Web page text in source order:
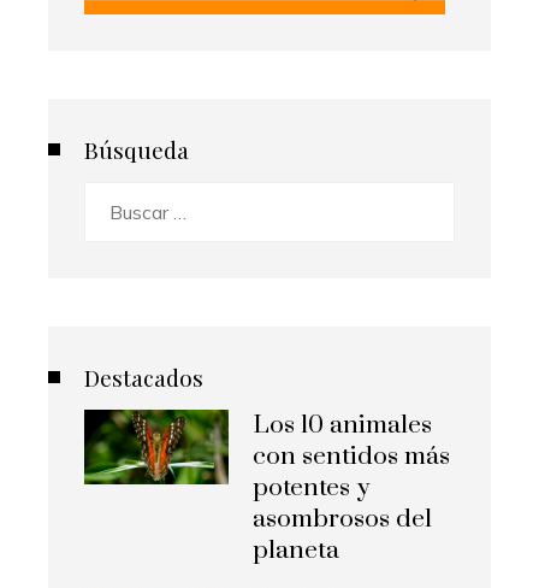
Búsqueda
Destacados
Los 10 animales
con sentidos más
potentes y
asombrosos del
planeta